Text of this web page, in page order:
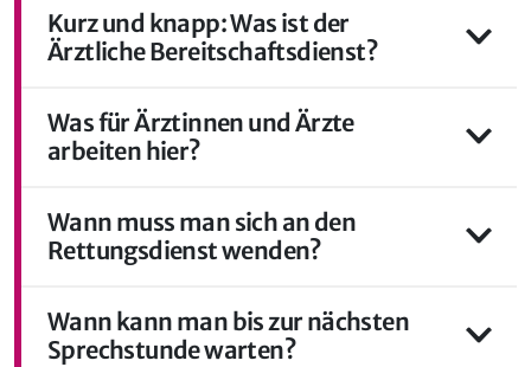
Kurz und knapp: Was ist der
Ärztliche Bereitschaftsdienst?
Was für Ärztinnen und Ärzte
arbeiten hier?
Wann muss man sich an den
Rettungsdienst wenden?
Wann kann man bis zur nächsten
Sprechstunde warten?